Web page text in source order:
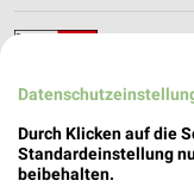
Durch Klicken auf die
Standardeinstellung
beibehalten.